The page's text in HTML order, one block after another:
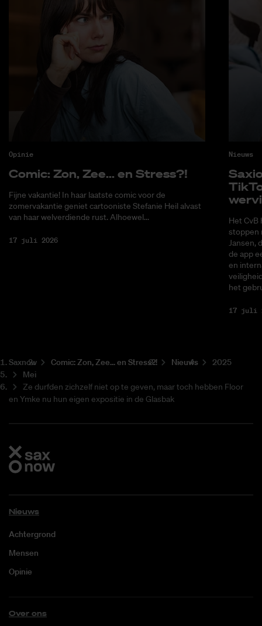
Opinie
Co­mic: Zon, Zee... en Stress?!
Fijne vakantie! In haar laatste comic voor de
zomervakantie geniet cartooniste Stefanie Heil alvast
van haar welverdiende rust. Alhoewel...
17 juli 2026
Nieuws
Het CvB
stoppen
Jansen,
de app
en
het
17 juli
Saxnow Co­mic: Zon, Zee... en Stress?! Nieuws
2025
Mei
Ze durfden zichzelf niet op te geven, maar toch hebben Floor
en Ymke nu hun eigen expositie in de Glasbak
Nieuws
Achtergrond
Mensen
Opinie
Over ons